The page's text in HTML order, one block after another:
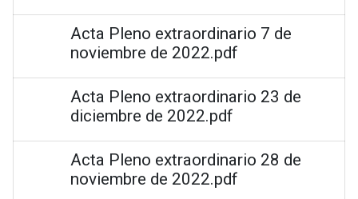
Acta Pleno extraordinario 7 de
noviembre de 2022.pdf
Acta Pleno extraordinario 23 de
diciembre de 2022.pdf
Acta Pleno extraordinario 28 de
noviembre de 2022.pdf